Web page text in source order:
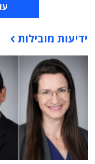
תוכן פרסומי
ידיעות מובילות